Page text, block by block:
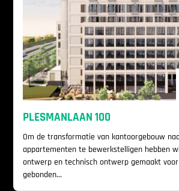
PLESMANLAAN 100
Om de transformatie van kantoorgebouw
appartementen te bewerkstelligen hebben
ontwerp en technisch ontwerp gemaakt
gebonden...